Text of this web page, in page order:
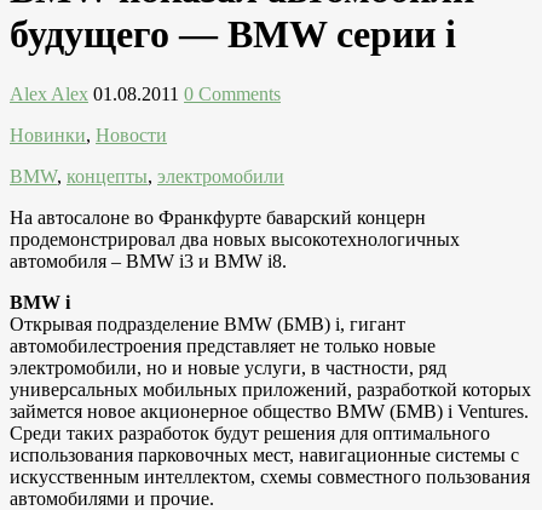
будущего — BMW серии i
Alex Alex 01.08.2011 0 Comments
Новинки, Новости
BMW, концепты, электромобили
На автосалоне во Франкфурте баварский концерн
продемонстрировал два новых высокотехнологичных
автомобиля – BMW i3 и BMW i8.
BMW i
Открывая подразделение BMW (БМВ) i, гигант
автомобилестроения представляет не только новые
электромобили, но и новые услуги, в частности, ряд
универсальных мобильных приложений, разработкой которых
займется новое акционерное общество BMW (БМВ) i Ventures.
Среди таких разработок будут решения для оптимального
использования парковочных мест, навигационные системы с
искусственным интеллектом, схемы совместного пользования
автомобилями и прочие.